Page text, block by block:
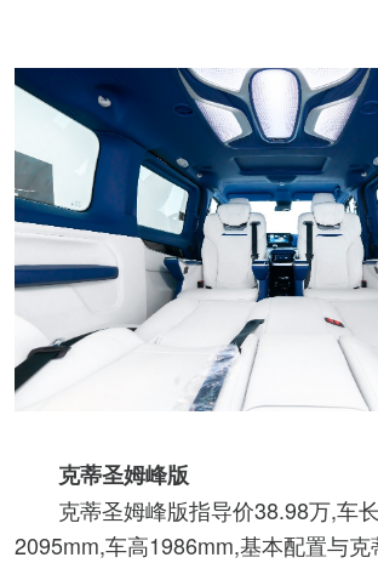
克蒂圣姆峰版
克蒂圣姆峰版指导价38.98万,车
2095mm,车高1986mm,基本配置与克